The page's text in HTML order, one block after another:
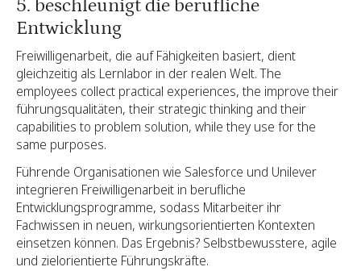
5. beschleunigt die berufliche
Entwicklung
Freiwilligenarbeit, die auf Fähigkeiten basiert, dient
gleichzeitig als Lernlabor in der realen Welt. The
employees collect practical experiences, the improve their
führungsqualitäten, their strategic thinking and their
capabilities to problem solution, while they use for the
same purposes.
Führende Organisationen wie Salesforce und Unilever
integrieren Freiwilligenarbeit in berufliche
Entwicklungsprogramme, sodass Mitarbeiter ihr
Fachwissen in neuen, wirkungsorientierten Kontexten
einsetzen können. Das Ergebnis? Selbstbewusstere, agile
und zielorientierte Führungskräfte.